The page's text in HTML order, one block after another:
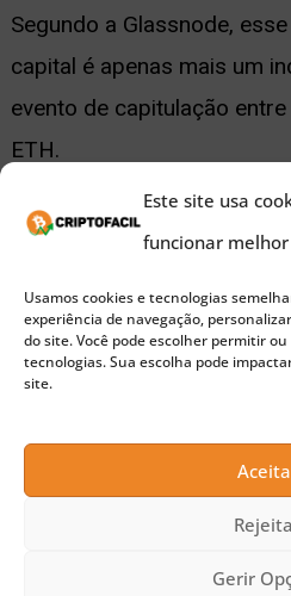
Este site usa
funcionar melhor
Usamos cookies e tecnologias
experiência de navegação,
do site. Você pode escolher permitir
tecnologias. Sua escolha pode
site.
Gerir
Segundo a Glassnode,
capital é apenas mais um
evento de capitulação
ETH.
A Glassnode aponta que
“anomalia histórica” no
diário, que atingiu a marca
em um único dia, um
Dados adicionais da
que o Ethereum está